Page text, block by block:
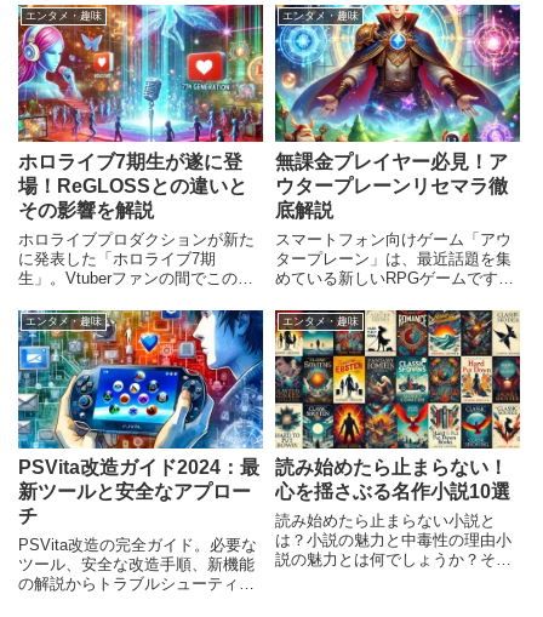
レイヤーに愛されています。この
ゲームは、友達や家族と一緒に楽
しくプレイできるだけでなく、オ
ンラインマルチプレイも充実して
紹介します。
エンタメ・趣味
ホロライブ7期生が遂に登
場！ReGLOSSとの違いと
その影響を解説
ホロライブプロダクションが新た
に発表した「ホロライブ7期
生」。Vtuberファンの間でこのニ
す。ホロライブはこれまでにも
数々のタレントを輩出しており、
その度に新たな旋風を巻き起こし
てきましたが、7期生の登場によ
エンタメ・趣味
無課金プレイヤー必見！ア
ウタープレーンリセマラ徹
底解説
スマートフォン向けゲーム「アウ
タープレーン」は、最近話題を集
めている新しいRPGゲームです。
ム開始時に狙ったキャラクターを
獲得できる「リセマラ」のシステ
ムがあります。特に、無課金プレ
イヤーにとってリセマラはゲー
エンタメ・趣味
PSVita改造ガイド2024：最
新ツールと安全なアプロー
チ
PSVita改造の完全ガイド。必要な
ツール、安全な改造手順、新機能
の解説からトラブルシューティン
エンタメ・趣味
読み始めたら止まらない！
心を揺さぶる名作小説10選
読み始めたら止まらない小説と
は？小説の魅力と中毒性の理由小
説の魅力とは何でしょうか？それ